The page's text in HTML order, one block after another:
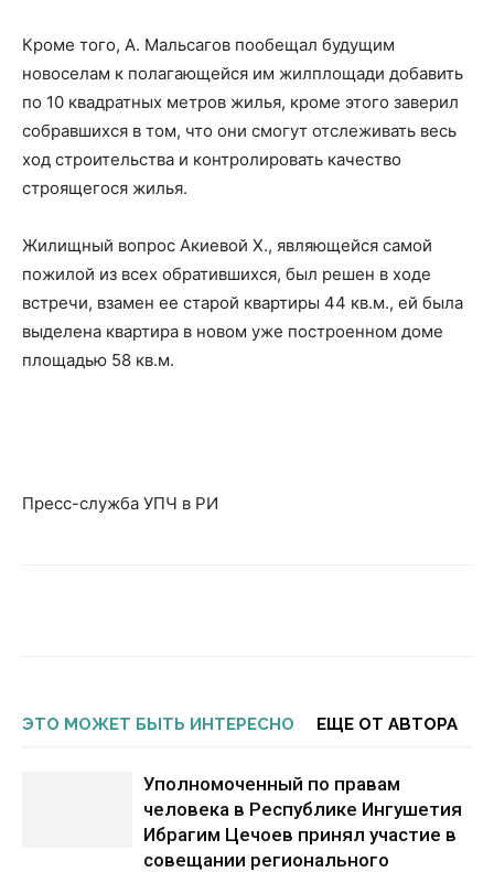
Кроме того, А. Мальсагов пообещал будущим
новоселам к полагающейся им жилплощади добавить
по 10 квадратных метров жилья, кроме этого заверил
собравшихся в том, что они смогут отслеживать весь
ход строительства и контролировать качество
строящегося жилья.
Жилищный вопрос Акиевой Х., являющейся самой
пожилой из всех обратившихся, был решен в ходе
встречи, взамен ее старой квартиры 44 кв.м., ей была
выделена квартира в новом уже построенном доме
площадью 58 кв.м.
Пресс-служба УПЧ в РИ
ЭТО МОЖЕТ БЫТЬ ИНТЕРЕСНО ЕЩЕ ОТ АВТОРА
Уполномоченный по правам
человека в Республике Ингушетия
Ибрагим Цечоев принял участие в
совещании регионального